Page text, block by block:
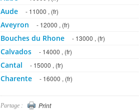
Aude - 11000 , (fr)
Aveyron - 12000 , (fr)
Bouches du Rhone - 13000 , (fr)
Calvados - 14000 , (fr)
Cantal - 15000 , (fr)
Charente - 16000 , (fr)
Cher - 18000 , (fr)
Partage : Print